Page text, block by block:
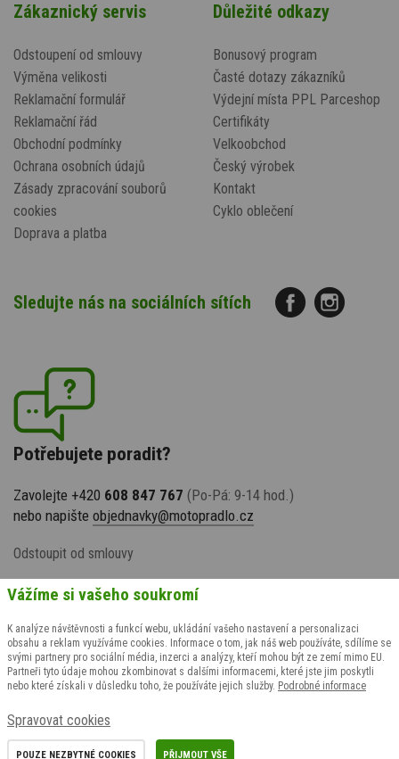
Zákaznický servis
Odstoupení od smlouvy
Výměna velikosti
Reklamační formulář
Reklamační řád
Obchodní podmínky
Ochrana osobních údajů
Zásady zpracování souborů
cookies
Doprava a platba
Důležité odkazy
Bonusový program
Časté dotazy zákazníků
Výdejní místa PPL Parceshop
Certifikáty
Velkoobchod
Český výrobek
Kontakt
Cyklo oblečení
Sledujte nás na sociálních sítích
Potřebujete poradit?
Zavolejte +420 608 847 767 (Po-Pá: 9-14 hod.)
nebo napište objednavky@motopradlo.cz
Odstoupit od smlouvy
Grafický návrh
Vážíme si vašeho soukromí
K analýze návštěvnosti a funkcí webu, ukládání vašeho nastavení a personalizaci
obsahu a reklam využíváme cookies. Informace o tom, jak náš web používáte, sdílíme se
svými partnery pro sociální média, inzerci a analýzy, kteří mohou být ze zemí mimo EU.
Partneři tyto údaje mohou zkombinovat s dalšími informacemi, které jste jim poskytli
nebo které získali v důsledku toho, že používáte jejich služby. Podrobné informace
Spravovat cookies
POUZE NEZBYTNÉ COOKIES PŘIJMOUT VŠE